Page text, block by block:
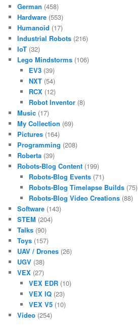
German (458)
Hardware (553)
Humanoid (17)
Industrial Robots (216)
IoT (32)
Lego Mindstorms (106)
EV3(39)
NXT(54)
RCX(12)
Robot Inventor(8)
Music (17)
My Collection (69)
Pictures (164)
Programming (208)
Roberta (39)
Robots-Blog Content (199)
Robots-Blog Events(71)
Robots-Blog Timelapse Builds(75)
Robots-Blog Video Creations(88)
Software (143)
STEM (204)
Talks (90)
Toys (157)
UAV / Drones (26)
UGV (38)
VEX (27)
VEX EDR(10)
VEX IQ(23)
VEX V5(10)
Video (254)